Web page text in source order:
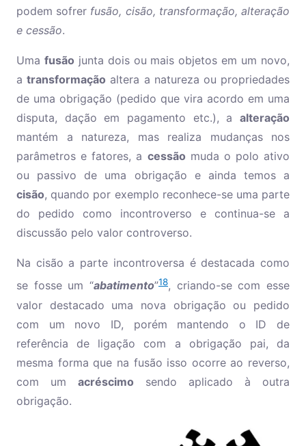
podem sofrer fusão, cisão, transformação, alteração
e cessão.
Uma fusão junta dois ou mais objetos em um novo,
atransformação altera a natureza ou propriedades
de uma obrigação (pedido que vira acordo em uma
disputa, dação em pagamento etc.), a alteração
mantém a natureza, mas realiza mudanças nos
parâmetros e fatores, a cessão muda o polo ativo
ou passivo de uma obrigação e ainda temos a
cisão, quando por exemplo reconhece-se uma parte
do pedido como incontroverso e continua-se a
discussão pelo valor controverso.
Na cisão a parte incontroversa é destacada como
se fosse um “abatimento”18, criando-se com esse
valor destacado uma nova obrigação ou pedido
com um novo ID, porém mantendo o ID de
referência de ligação com a obrigação pai, da
mesma forma que na fusão isso ocorre ao reverso,
com um acréscimo sendo aplicado à outra
obrigação.